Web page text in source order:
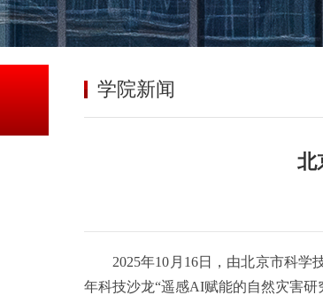
学院新闻
北
2025年10月16日，由北京市科
年科技沙龙“遥感AI赋能的自然灾害研